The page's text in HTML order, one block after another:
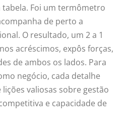
Foi um termômetro
de perto a
O resultado, um 2 a 1
acréscimos, expôs forças,
de ambos os lados. Para
negócio, cada detalhe
valiosas sobre gestão
e capacidade de